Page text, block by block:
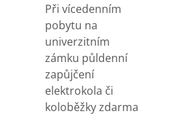
Při vícedenním
pobytu na
univerzitním
zámku půldenní
zapůjčení
elektrokola či
koloběžky zdarma